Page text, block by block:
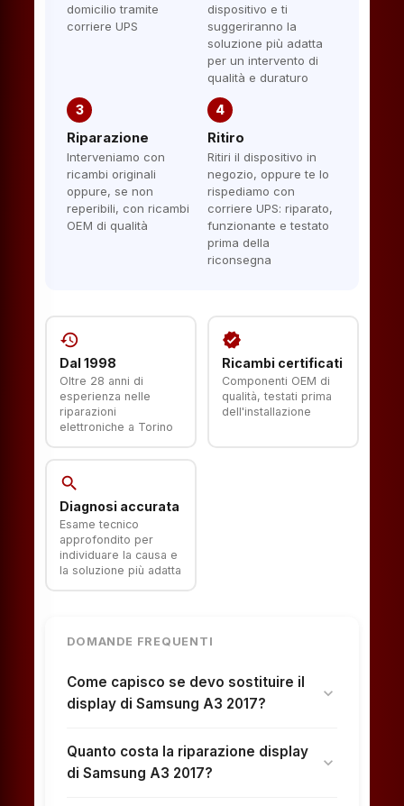
domicilio tramite
corriere UPS
dispositivo e ti
suggeriranno la
soluzione più adatta
per un intervento di
qualità e duraturo
3
Riparazione
Interveniamo con
ricambi originali
oppure, se non
reperibili, con ricambi
OEM di qualità
4
Ritiro
Ritiri il dispositivo in
negozio, oppure te lo
rispediamo con
corriere UPS: riparato,
funzionante e testato
prima della
riconsegna
history
Dal 1998
Oltre 28 anni di
esperienza nelle
riparazioni
elettroniche a Torino
verified
Ricambi certificati
Componenti OEM di
qualità, testati prima
dell'installazione
search
Diagnosi accurata
Esame tecnico
approfondito per
individuare la causa e
la soluzione più adatta
DOMANDE FREQUENTI
Come capisco se devo sostituire il
display di Samsung A3 2017?
expand_more
Quanto costa la riparazione display
di Samsung A3 2017?
expand_more